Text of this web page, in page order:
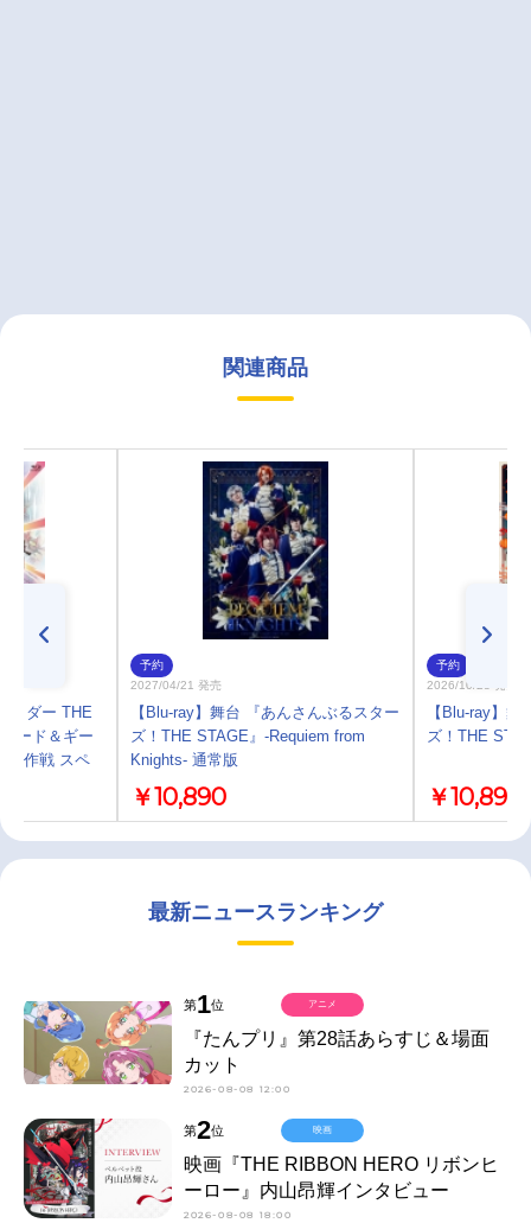
関連商品
イダー THE
ード＆ギー
大作戦 スペ
予約
2027/04/21 発売
【Blu-ray】舞台 『あんさんぶるスター
ズ！THE STAGE』-Requiem from
Knights- 通常版
￥10,890
予約
2026/10/28 発売
【Blu-ray】
ズ！THE
￥10,890
最新ニュースランキング
第1位
『たんプリ』第28話あらすじ＆場面
カット
2026-08-08 12:00
アニメ
第2位
映画『THE RIBBON HERO リボンヒ
ーロー』内山昂輝インタビュー
2026-08-08 18:00
映画